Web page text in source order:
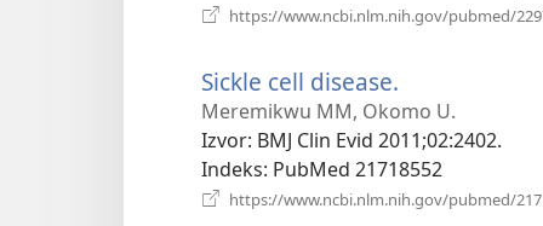
https://www.ncbi.nlm.nih.gov/pubmed/
Sickle cell disease.
se
novi
prozor)
Meremikwu MM, Okomo U.
Izvor‎: BMJ Clin Evid 2011;02:2402.
Indeks‎: PubMed 21718552
https://www.ncbi.nlm.nih.gov/pubmed/